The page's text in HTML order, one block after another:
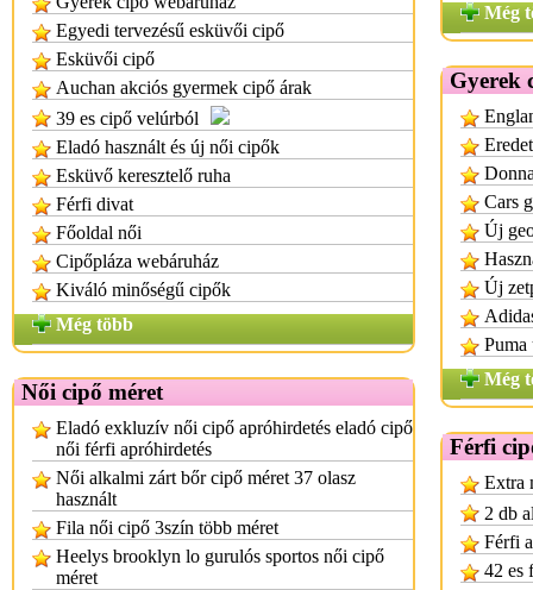
Egyedi tervezésű esküvői cipő
Esküvői cipő
Auchan akciós gyermek cipő árak
39 es cipő velúrból
Eladó használt és új női cipők
Esküvő keresztelő ruha
Férfi divat
Főoldal női
Cipőpláza webáruház
Kiváló minőségű cipők
Még több
Női cipő méret
Eladó exkluzív női cipő apróhirdetés eladó cipő
női férfi apróhirdetés
Női alkalmi zárt bőr cipő méret 37 olasz
használt
Fila női cipő 3szín több méret
Heelys brooklyn lo gurulós sportos női cipő
méret
Még
Gyerek
Cars
Új
Új
Még
Férfi
Extra
2 db
Férfi
42 es